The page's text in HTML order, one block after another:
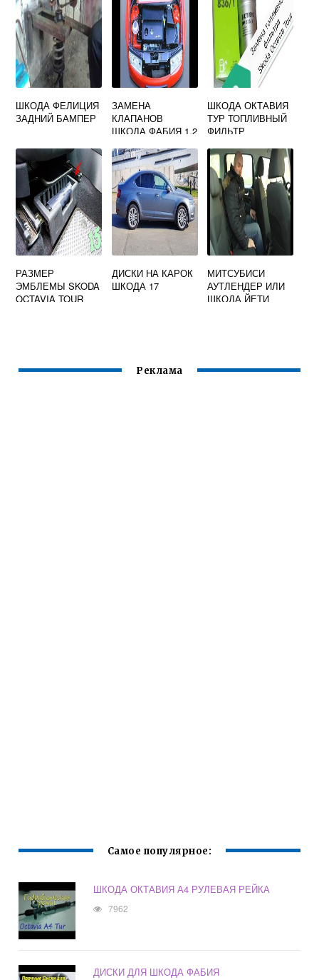
ШКОДА ФЕЛИЦИЯ
ЗАДНИЙ БАМПЕР
ЗАМЕНА
КЛАПАНОВ
ШКОДА ФАБИЯ 1.2
ШКОДА ОКТАВИЯ
ТУР ТОПЛИВНЫЙ
ФИЛЬТР
РАЗМЕР
ЭМБЛЕМЫ SKODA
OCTAVIA TOUR
ДИСКИ НА КАРОК
ШКОДА 17
МИТСУБИСИ
АУТЛЕНДЕР ИЛИ
ШКОДА ЙЕТИ
Реклама
Самое популярное:
ШКОДА ОКТАВИЯ А4 РУЛЕВАЯ РЕЙКА
7962
ДИСКИ ДЛЯ ШКОДА ФАБИЯ